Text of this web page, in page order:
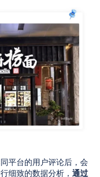
平台的用户评论后，会
细致的数据分析， 通过